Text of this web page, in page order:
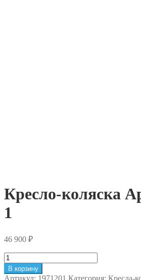
Кресло-коляска
1
46 900 ₽
Количество
товара
Кресло-
В корзину
Артикул: 1971201 Категория: Кресла-